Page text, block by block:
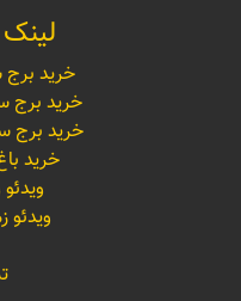
خرید
خرید برج
خرید برج
خرید